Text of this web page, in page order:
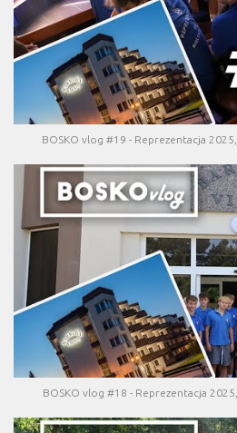
BOSKO vlog #19 - Reprezentacja
BOSKO vlog #18 - Reprezentacja